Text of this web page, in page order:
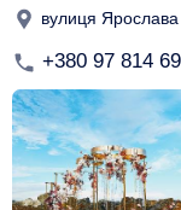
вулиця Ярослава
+380 97 814